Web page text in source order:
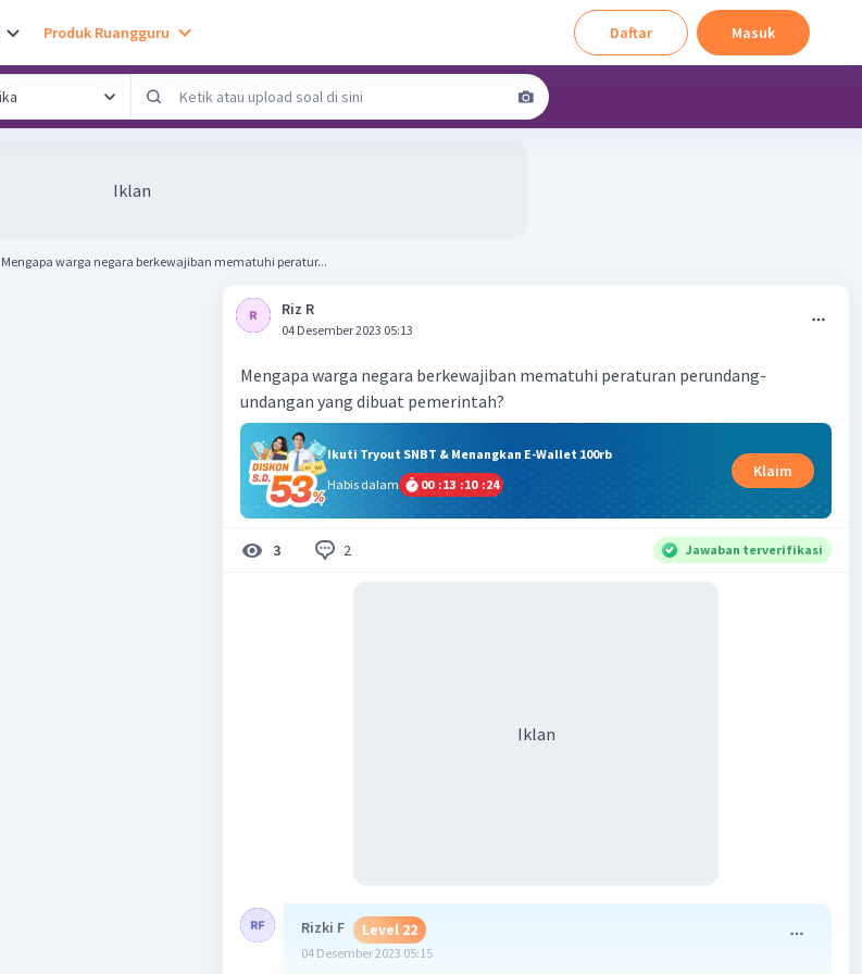
Produk Ruangguru Daftar Masuk
Iklan
Mengapa warga negara berkewajiban mematuhi peratur...
Riz R
04 Desember 2023 05:13
Mengapa warga negara berkewajiban mematuhi peraturan perundang-
undangan yang dibuat pemerintah?
Ikuti Tryout SNBT & Menangkan E-Wallet 100rb
Habis dalam
00 :13 :10 :24
Klaim
3 2 Jawaban terverifikasi
Iklan
Rizki F Level 22
04 Desember 2023 05:15